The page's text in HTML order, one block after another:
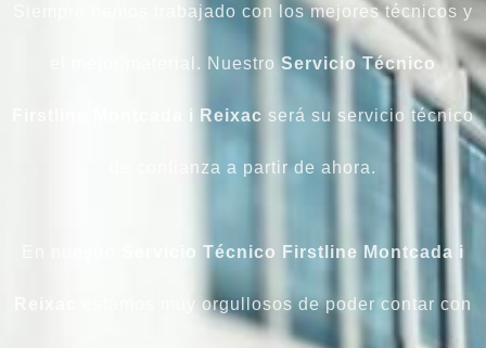
Siempre hemos trabajado con los mejores técnicos y
el mejor material. Nuestro Servicio Técnico
Firstline Montcada i Reixac será su servicio técnico
de confianza a partir de ahora.
Servicio Técnico Firstline Montcada i
estamos muy orgullosos de poder contar con